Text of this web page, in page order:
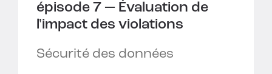
épisode 7 — Évaluation de
l'impact des violations
Sécurité des données